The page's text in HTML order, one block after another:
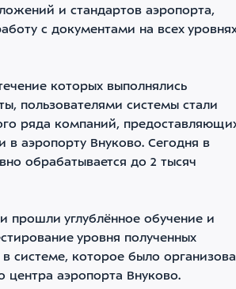
и стандартов аэропорта,
с документами на всех
которых выполнялись
пользователями системы стали
ряда компаний,
в аэропорту Внуково. Сегодня в
обрабатывается до 2 тысяч
прошли углублённое обучение и
уровня полученных
системе, которое было
центра аэропорта Внуково.